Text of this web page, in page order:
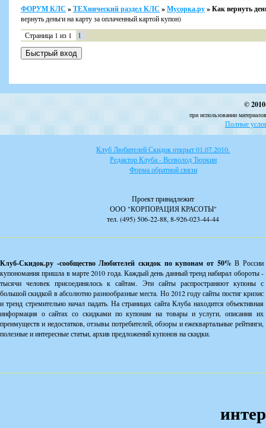
ФОРУМ КЛС »ТЕХнический раздел КЛС »Мусорка.ру»Как вернуть
вернуть деньги на карту за оплаченный картой купон)
Страница 1 из 1 1
©
при использовании
Полные
Клуб Любителей Скидок открыт 01.07.2010.
Редактор Клуба - Всеволод Тюркин
Форма обратной связи
Проект принадлежит
ООО "КОРПОРАЦИЯ КРАСОТЫ"
тел. (495) 506-22-88, 8-926-023-44-44
Клуб-Скидок.ру -сообщество Любителей скидок по купонам от 50%В России
купономания пришла в марте 2010 года. Каждый день данный тренд набирал обороты -
тысячи человек присоединялось к сайтам. Эти сайты распространяют купоны с
большой скидкой в абсолютно разнообразные места. Но 2012 году сайты постиг кризис
и тренд стремительно начал падать. На страницах сайта Клуба находится объективная
информация о сайтах со скидками по купонам на товары и услуги, описания их
преимуществ и недостатков, отзывы потребителей, обзоры и ежеквартальные рейтинги,
полезные и интересные статьи, архив предложений купонов на скидки.